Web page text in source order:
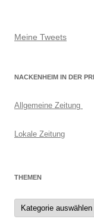
Meine Tweets
NACKENHEIM IN DER
Allgemeine Zeitung
Lokale Zeitung
THEMEN
Themen